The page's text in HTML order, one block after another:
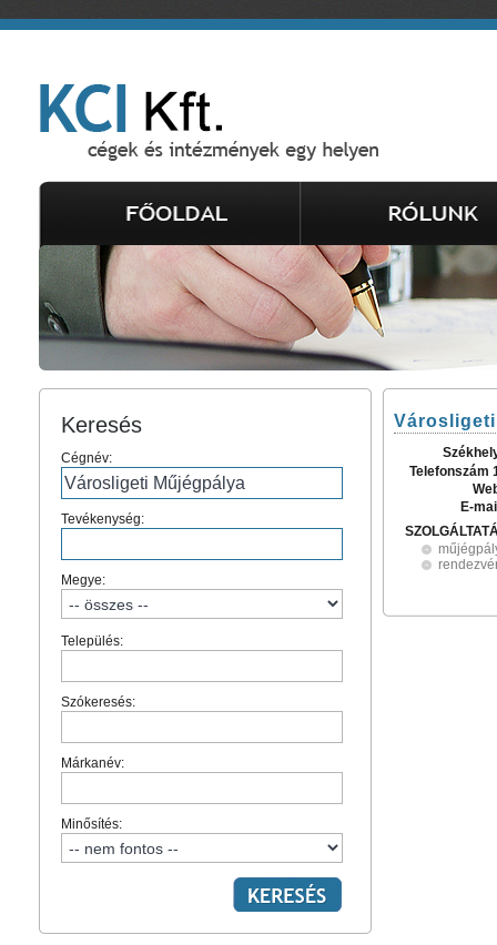
Keresés
Cégnév:
Tevékenység:
Megye:
Település:
Szókeresés:
Márkanév:
Minősítés:
Telefonszám
E-